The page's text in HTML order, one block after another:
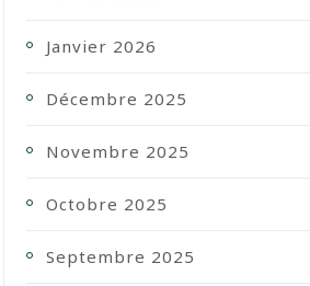
Janvier 2026
Décembre 2025
Novembre 2025
Octobre 2025
Septembre 2025